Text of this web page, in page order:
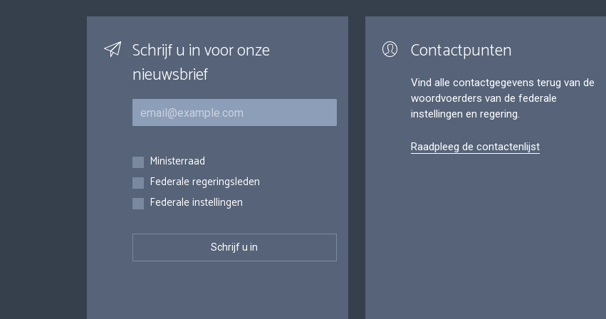
Schrijf u in voor onze
nieuwsbrief
E-mail
Inschrijvingen
Ministerraad
Federale regeringsleden
Federale instellingen
Contactpunten
Vind alle contactgegevens terug van de
woordvoerders van de federale
instellingen en regering.
Raadpleeg de contactenlijst